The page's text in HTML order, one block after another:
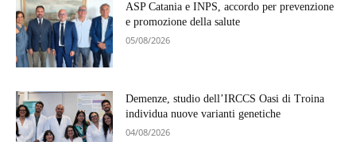
ASP Catania e INPS, accordo per prevenzione
e promozione della salute
05/08/2026
Demenze, studio dell’IRCCS Oasi di Troina
individua nuove varianti genetiche
04/08/2026